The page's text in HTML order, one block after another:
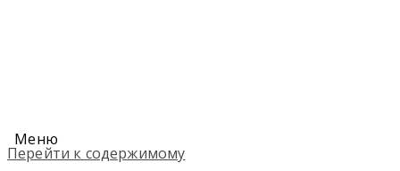
Меню
Перейти к содержимому